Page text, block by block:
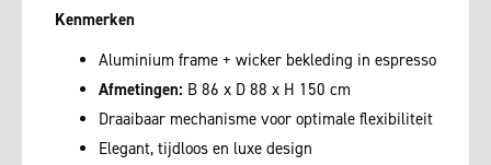
Kenmerken
Aluminium frame + wicker bekleding in espresso
Afmetingen: B 86 x D 88 x H 150 cm
Draaibaar mechanisme voor optimale flexibiliteit
Elegant, tijdloos en luxe design